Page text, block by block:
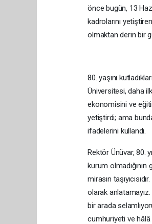
önce bugün, 13
kadrolarını
olmaktan derin bir
80. yaşını
Üniversitesi, daha
ekonomisini ve
yetiştirdi; ama
ifadelerini kullandı.
Rektör Ünüvar, 80.
kurum
mirasın
olarak anlatamayız.
bir arada
cumhuriyeti ve